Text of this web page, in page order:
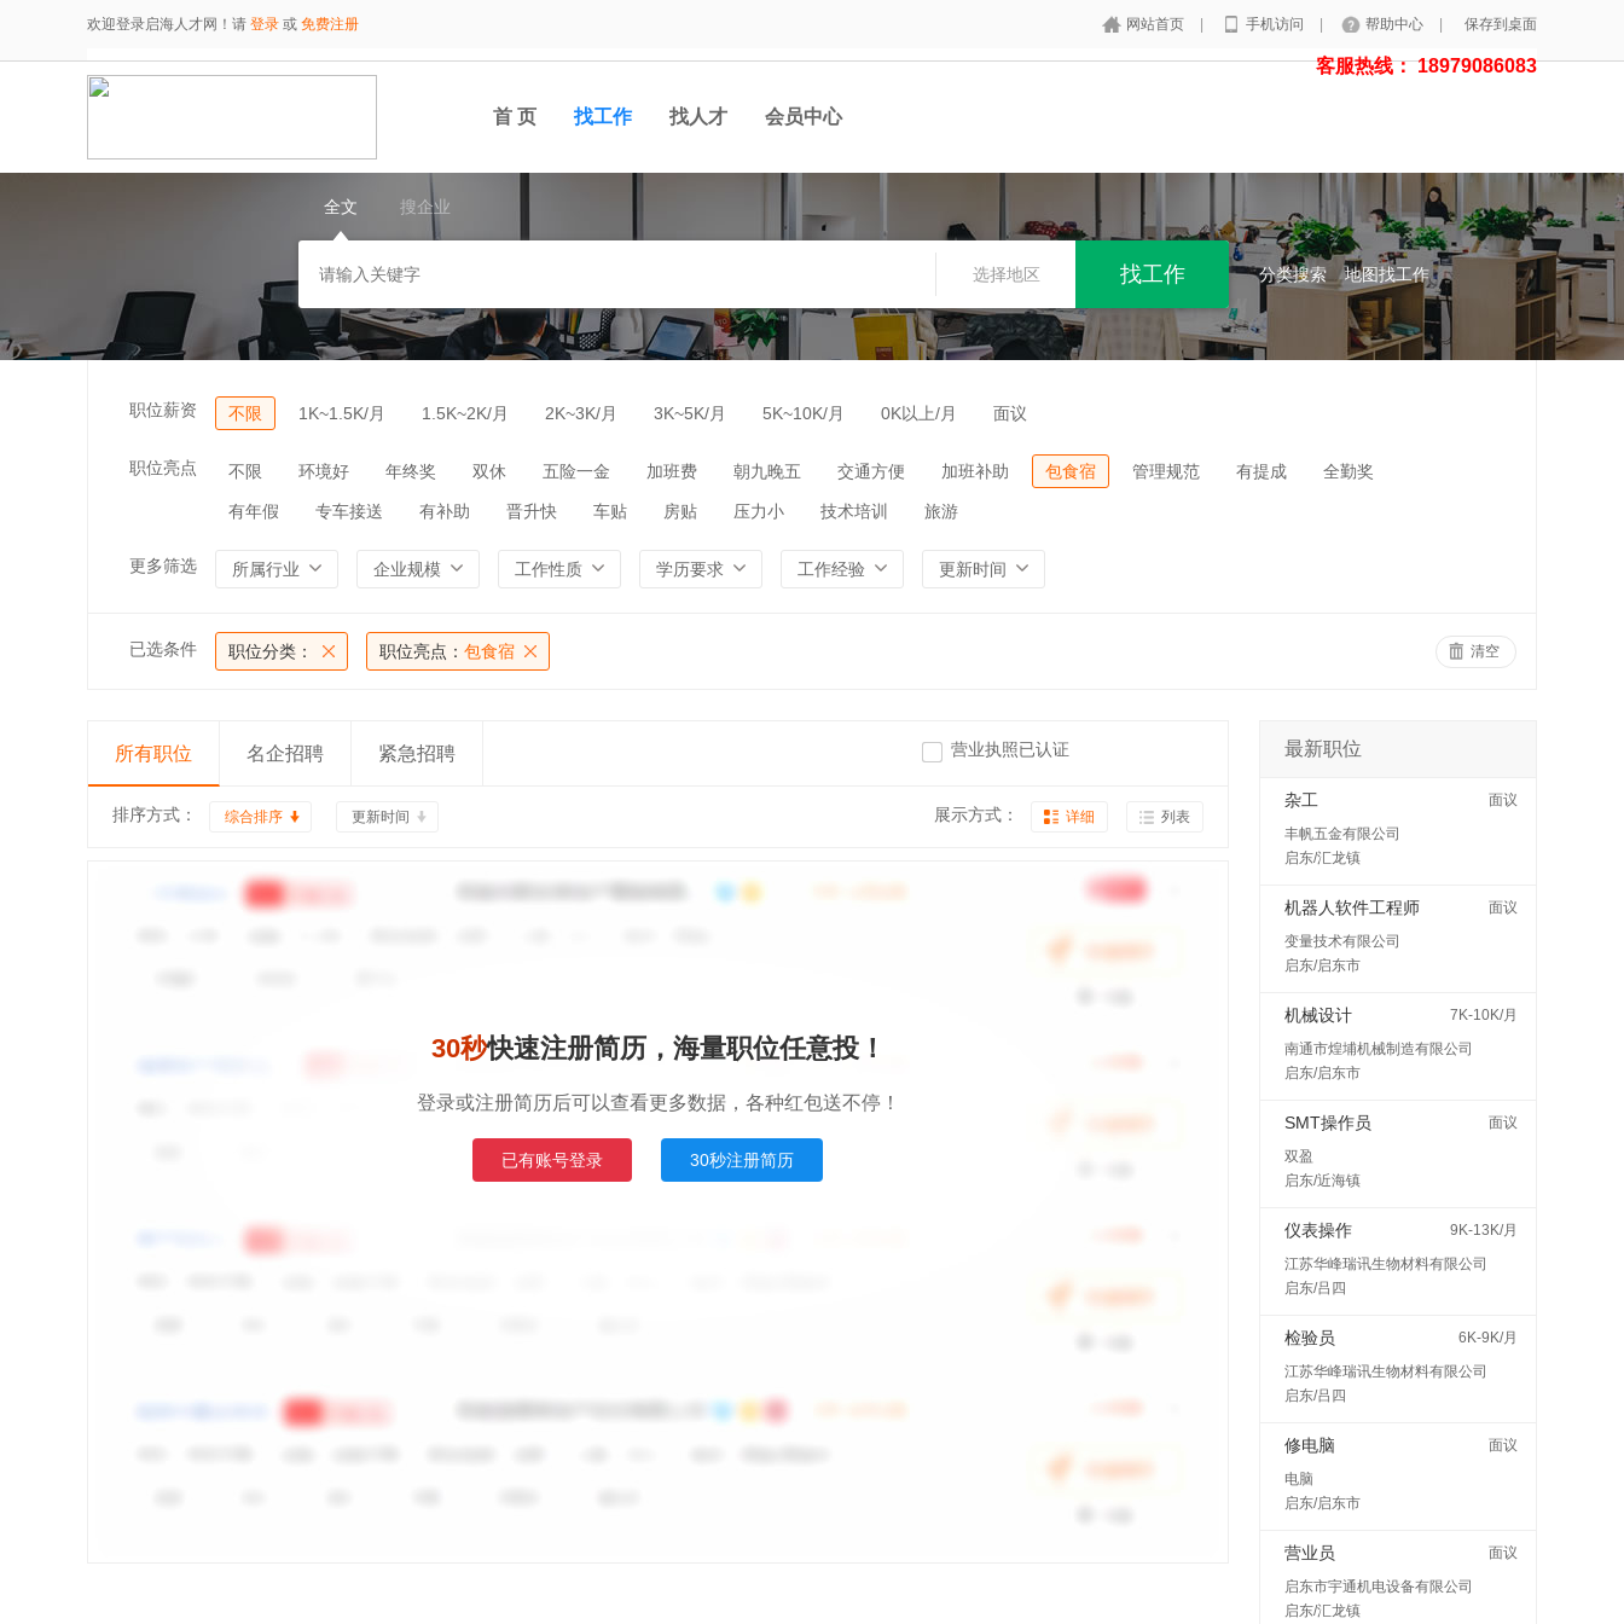
欢迎登录启海人才网！请 登录 或 免费注册 网站首页 手机访问 帮助中心 保存到桌面
客服热线： 18979086083
首 页 找工作 找人才 会员中心
全文 搜企业
选择地区 分类搜索 地图找工作
职位薪资 不限 1K~1.5K/月 1.5K~2K/月 2K~3K/月 3K~5K/月 5K~10K/月 0K以上/月 面议
职位亮点 不限 环境好 年终奖 双休 五险一金 加班费 朝九晚五 交通方便 加班补助 包食宿 管理规范 有提成 全勤奖
有年假 专车接送 有补助 晋升快 车贴 房贴 压力小 技术培训 旅游
更多筛选 所属行业 企业规模 工作性质 学历要求 工作经验 更新时间
已选条件 职位分类： 职位亮点： 包食宿 清空
所有职位 名企招聘 紧急招聘 营业执照已认证
排序方式： 综合排序 更新时间 展示方式： 详细 列表
30秒快速注册简历，海量职位任意投！
登录或注册简历后可以查看更多数据，各种红包送不停！
已有账号登录 30秒注册简历
最新职位
杂工
面议
丰帆五金有限公司
启东/汇龙镇
机器人软件工程师
面议
变量技术有限公司
启东/启东市
机械设计
7K-10K/月
南通市煌埔机械制造有限公司
启东/启东市
SMT操作员
面议
双盈
启东/近海镇
仪表操作
9K-13K/月
江苏华峰瑞讯生物材料有限公司
启东/吕四
检验员
6K-9K/月
江苏华峰瑞讯生物材料有限公司
启东/吕四
修电脑
面议
电脑
启东/启东市
营业员
面议
启东市宇通机电设备有限公司
启东/汇龙镇